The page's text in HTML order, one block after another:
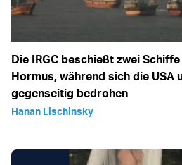
Die IRGC beschießt zwei
Hormus, während sich die USA
gegenseitig bedrohen
Hanan Lischinsky